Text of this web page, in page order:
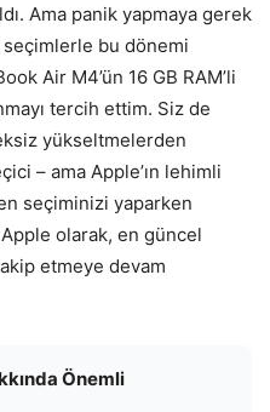
Ama panik yapmaya gerek
seçimlerle bu dönemi
Air M4’ün 16 GB RAM’li
tercih ettim. Siz de
yükseltmelerden
– ama Apple’ın lehimli
seçiminizi yaparken
olarak, en güncel
etmeye devam
Önemli